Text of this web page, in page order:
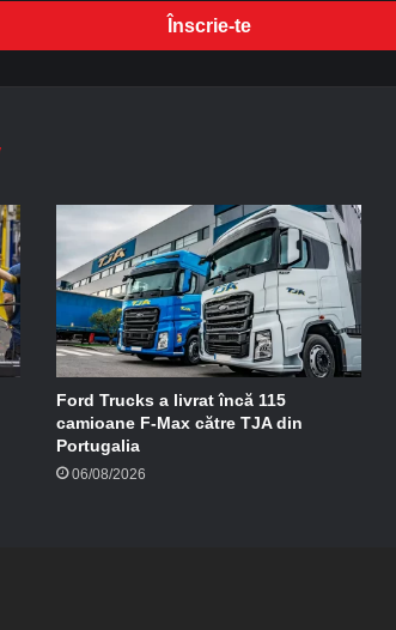
Ford Trucks a livrat încă 115
camioane F-Max către TJA din
Portugalia
06/08/2026